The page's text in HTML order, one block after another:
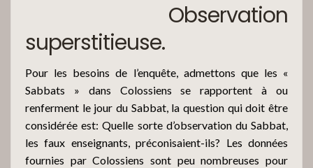
Observation
superstitieuse.
Pour les besoins de l’enquête, admettons que les «
Sabbats » dans Colossiens se rapportent à ou
renferment le jour du Sabbat, la question qui doit être
considérée est: Quelle sorte d’observation du Sabbat,
les faux enseignants, préconisaient-ils? Les données
fournies par Colossiens sont peu nombreuses pour